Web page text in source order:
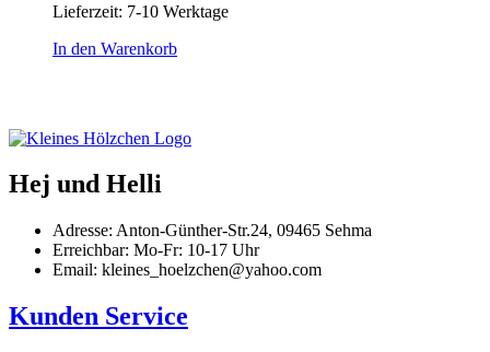
Lieferzeit: 7-10 Werktage
In den Warenkorb
Hej und Helli
Adresse: Anton-Günther-Str.24, 09465 Sehma
Erreichbar: Mo-Fr: 10-17 Uhr
Email: kleines_hoelzchen@yahoo.com
Kunden Service